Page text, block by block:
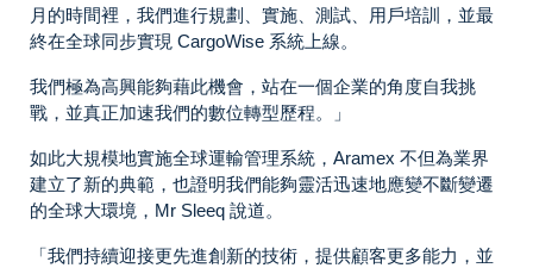
月的時間裡，我們進行規劃、實施、測試、用戶培訓，並最
終在全球同步實現 CargoWise 系統上線。
我們極為高興能夠藉此機會，站在一個企業的角度自我挑
戰，並真正加速我們的數位轉型歷程。」
如此大規模地實施全球運輸管理系統，Aramex 不但為業界
建立了新的典範，也證明我們能夠靈活迅速地應變不斷變遷
的全球大環境，Mr Sleeq 說道。
「我們持續迎接更先進創新的技術，提供顧客更多能力，並